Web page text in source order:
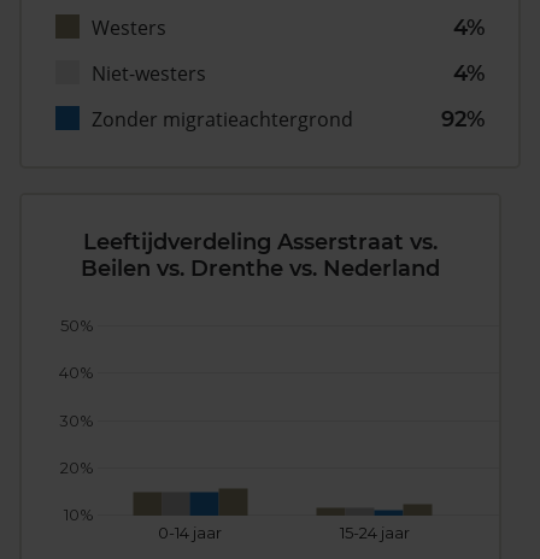
Westers
4%
Niet-westers
4%
Zonder migratieachtergrond
92%
Leeftijdverdeling Asserstraat vs.
Beilen vs. Drenthe vs. Nederland
0-14 jaar 15-24 jaar
10%
20%
30%
40%
50%